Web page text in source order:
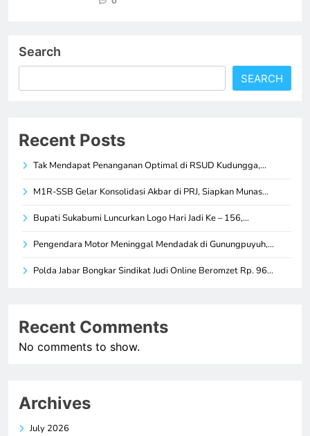
Search
SEARCH
Recent Posts
Tak Mendapat Penanganan Optimal di RSUD Kudungga,…
M1R-SSB Gelar Konsolidasi Akbar di PRJ, Siapkan Munas…
Bupati Sukabumi Luncurkan Logo Hari Jadi Ke – 156,…
Pengendara Motor Meninggal Mendadak di Gunungpuyuh,…
Polda Jabar Bongkar Sindikat Judi Online Beromzet Rp. 96…
Recent Comments
No comments to show.
Archives
July 2026